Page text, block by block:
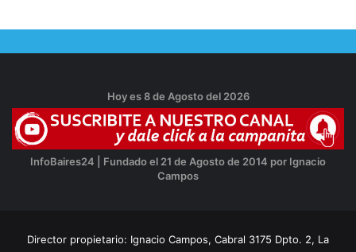
Hoy es 8 de Agosto del 2026
InfoBaires24 | Fundado el 21 de Agosto de 2014 por Ignacio
Campos
Director propietario: Ignacio Campos, Cabral 3175 Dpto. 2, La